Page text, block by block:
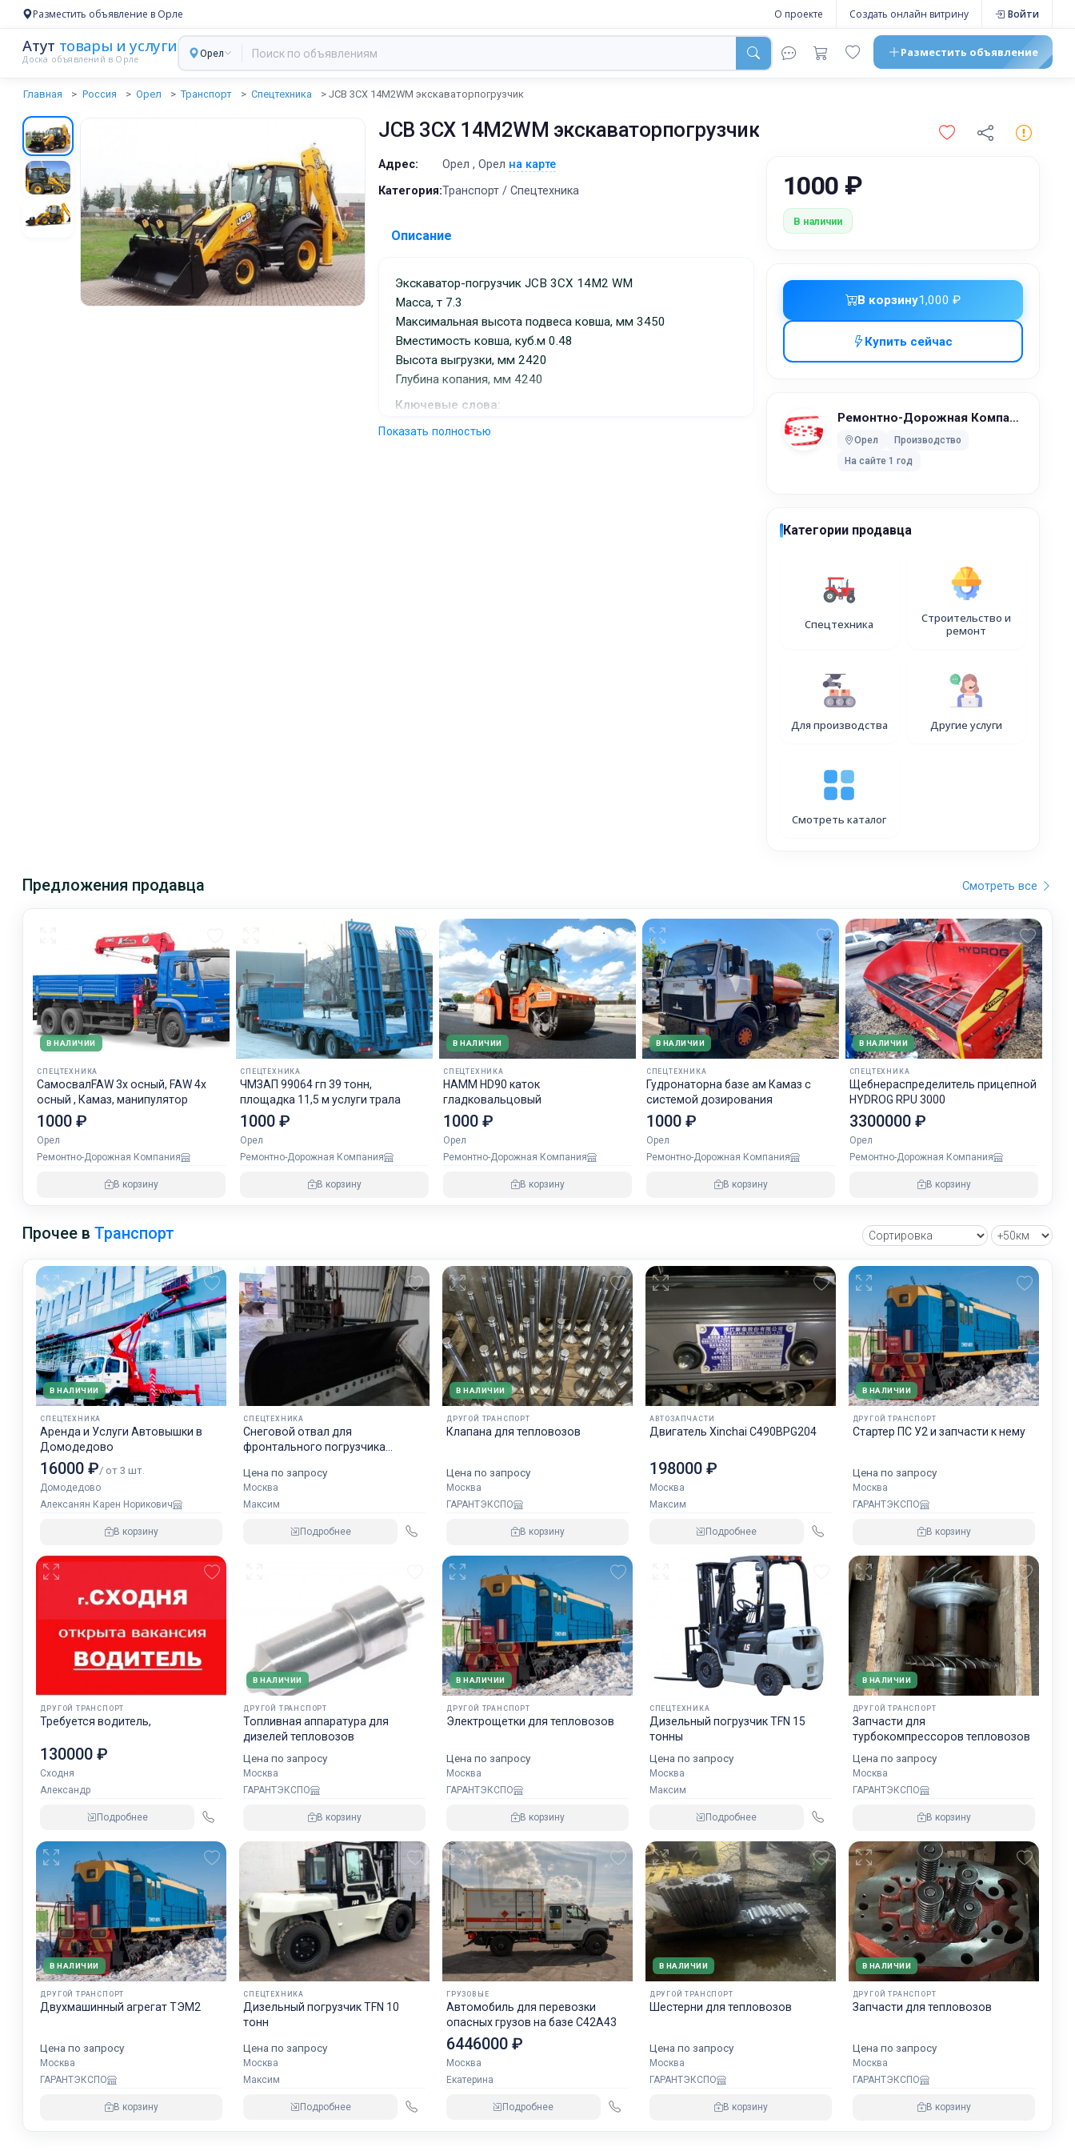
Разместить объявление в Орле О проекте Создать онлайн витрину Войти
Атут товары и услуги
Доска объявлений в Орле
Орел Разместить объявление
Главная Россия Орел Транспорт Спецтехника JCB 3CX 14M2WM экскаваторпогрузчик
JCB 3CX 14M2WM экскаваторпогрузчик
1000 ₽
В наличии
В корзину1,000 ₽
Купить сейчас
Ремонтно-Дорожная Компания
Орел
Производство
На сайте 1 год
Категории продавца
Спецтехника
Строительство и
ремонт
Для производства Другие услуги
Смотреть каталог
Адрес: Орел , Орел на карте
Категория:Транспорт / Спецтехника
Описание
Экскаватор-погрузчик JCB 3CX 14M2 WM
Масса, т 7.3
Максимальная высота подвеса ковша, мм 3450
Вместимость ковша, куб.м 0.48
Высота выгрузки, мм 2420
Глубина копания, мм 4240
Ключевые слова:
Показать полностью
Предложения продавца Смотреть все
В НАЛИЧИИ
СПЕЦТЕХНИКА
СамосвалFAW 3х осный, FAW 4х
осный , Камаз, манипулятор
1000 ₽
Орел
Ремонтно-Дорожная Компания
В корзину
СПЕЦТЕХНИКА
ЧМЗАП 99064 гп 39 тонн,
площадка 11,5 м услуги трала
1000 ₽
Орел
Ремонтно-Дорожная Компания
В корзину
В НАЛИЧИИ
СПЕЦТЕХНИКА
HAMM HD90 каток
гладковальцовый
1000 ₽
Орел
Ремонтно-Дорожная Компания
В корзину
В НАЛИЧИИ
СПЕЦТЕХНИКА
Гудронаторна базе ам Камаз с
системой дозирования
1000 ₽
Орел
Ремонтно-Дорожная Компания
В корзину
В НАЛИЧИИ
СПЕЦТЕХНИКА
Щебнераспределитель прицепной
HYDROG RPU 3000
3300000 ₽
Орел
Ремонтно-Дорожная Компания
В корзину
Прочее вТранспорт
В НАЛИЧИИ
СПЕЦТЕХНИКА
Аренда и Услуги Автовышки в
Домодедово
16000 ₽/ от 3 шт.
Домодедово
Алексанян Карен Норикович
В корзину
СПЕЦТЕХНИКА
Снеговой отвал для
фронтального погрузчика
Цена по запросу
Москва
Максим
Подробнее
В НАЛИЧИИ
ДРУГОЙ ТРАНСПОРТ
Клапана для тепловозов
Цена по запросу
Москва
ГАРАНТЭКСПО
В корзину
АВТОЗАПЧАСТИ
Двигатель Xinchai С490BPG204
198000 ₽
Москва
Максим
Подробнее
В НАЛИЧИИ
ДРУГОЙ ТРАНСПОРТ
Стартер ПС У2 и запчасти к нему
Цена по запросу
Москва
ГАРАНТЭКСПО
В корзину
ДРУГОЙ ТРАНСПОРТ
Требуется водитель,
130000 ₽
Сходня
Александр
Подробнее
В НАЛИЧИИ
ДРУГОЙ ТРАНСПОРТ
Топливная аппаратура для
дизелей тепловозов
Цена по запросу
Москва
ГАРАНТЭКСПО
В корзину
В НАЛИЧИИ
ДРУГОЙ ТРАНСПОРТ
Электрощетки для тепловозов
Цена по запросу
Москва
ГАРАНТЭКСПО
В корзину
СПЕЦТЕХНИКА
Дизельный погрузчик TFN 15
тонны
Цена по запросу
Москва
Максим
Подробнее
В НАЛИЧИИ
ДРУГОЙ ТРАНСПОРТ
Запчасти для
турбокомпрессоров тепловозов
Цена по запросу
Москва
ГАРАНТЭКСПО
В корзину
В НАЛИЧИИ
ДРУГОЙ ТРАНСПОРТ
Двухмашинный агрегат ТЭМ2
Цена по запросу
Москва
ГАРАНТЭКСПО
В корзину
СПЕЦТЕХНИКА
Дизельный погрузчик TFN 10
тонн
Цена по запросу
Москва
Максим
Подробнее
ГРУЗОВЫЕ
Автомобиль для перевозки
опасных грузов на базе С42А43
6446000 ₽
Москва
Екатерина
Подробнее
В НАЛИЧИИ
ДРУГОЙ ТРАНСПОРТ
Шестерни для тепловозов
Цена по запросу
Москва
ГАРАНТЭКСПО
В корзину
В НАЛИЧИИ
ДРУГОЙ ТРАНСПОРТ
Запчасти для тепловозов
Цена по запросу
Москва
ГАРАНТЭКСПО
В корзину